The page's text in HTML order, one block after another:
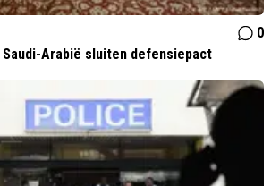
0
Arabië sluiten defensiepact